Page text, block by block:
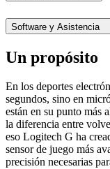
Software y Asistencia
Un propósito
En los deportes
segundos, sino en
están en su punto más
la diferencia entre
eso Logitech G ha
sensor de juego más
precisión necesarias